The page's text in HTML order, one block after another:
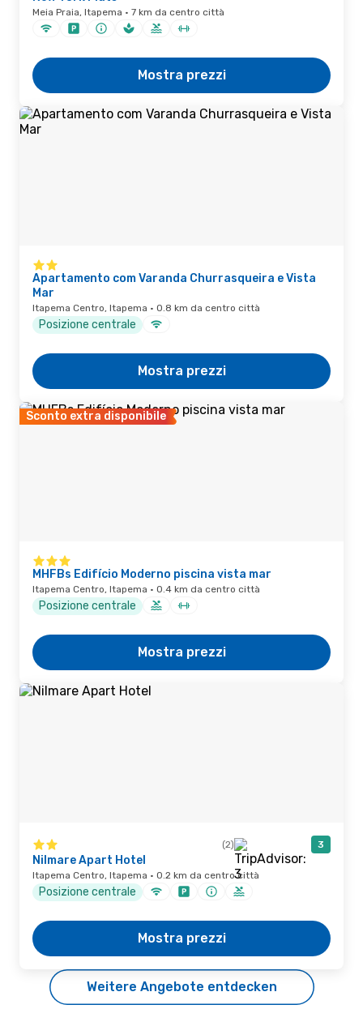
Meia Praia, Itapema · 7 km da centro città
Mostra prezzi
Apartamento com Varanda Churrasqueira e Vista
Mar
Itapema Centro, Itapema · 0.8 km da centro città
Posizione centrale
Mostra prezzi
Sconto extra disponibile
MHFBs Edifício Moderno piscina vista mar
Itapema Centro, Itapema · 0.4 km da centro città
Posizione centrale
Mostra prezzi
(2) 3
Nilmare Apart Hotel
Itapema Centro, Itapema · 0.2 km da centro città
Posizione centrale
Mostra prezzi
Weitere Angebote entdecken